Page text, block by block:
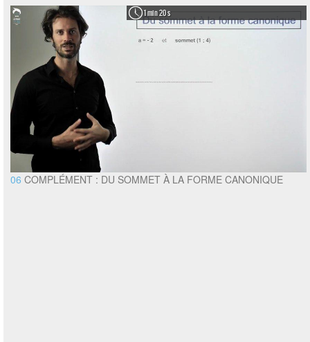
1 min 20 s
06 COMPLÉMENT : DU SOMMET À LA FORME CANONIQUE